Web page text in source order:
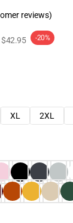
reviews)
$42.95 -20%
XL 2XL